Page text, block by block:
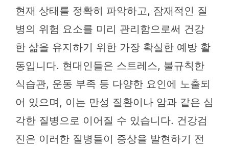
현재 상태를 정확히 파악하고, 잠재적인 질
병의 위험 요소를 미리 관리함으로써 건강
한 삶을 유지하기 위한 가장 확실한 예방 활
동입니다. 현대인들은 스트레스, 불규칙한
식습관, 운동 부족 등 다양한 요인에 노출되
어 있으며, 이는 만성 질환이나 암과 같은 심
각한 질병으로 이어질 수 있습니다. 건강검
진은 이러한 질병들이 증상을 발현하기 전